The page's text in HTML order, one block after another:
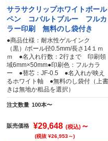
サラサクリップホワイトボール
ペン コバルトブルー フルカ
ラー印刷 無料のし袋付き
●商品仕様：耐水性ゲルインク
（黒）/ボール径0.5mm/長さ14１ｍ
ｍ ●名入れ行数：2行まで 印刷領
域6mm×50mm●印刷色：フルカラ
ー ●替芯：JF-0.5 ●名入れが映え
るホワイト軸 ●無料のし袋付（上書
きは無地か粗品を選択）
注文数量 100本〜
販売価格 ¥29,648 (税込) ～
(税抜 ¥26,953～)